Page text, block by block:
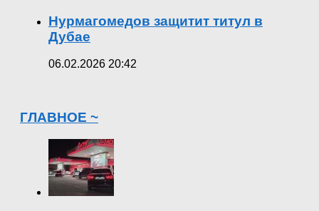
Нурмагомедов защитит титул в
Дубае
06.02.2026 20:42
ГЛАВНОЕ ~